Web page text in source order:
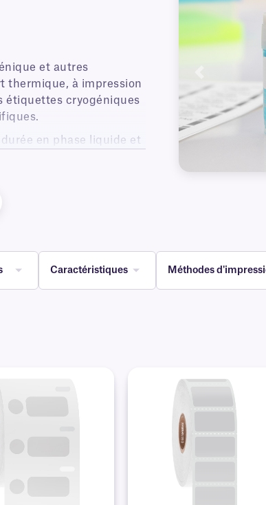
et autres
thermique, à impression
étiquettes cryogéniques
en phase liquide et
(-120 °C, -80 °C
Caractéristiques Méthodes